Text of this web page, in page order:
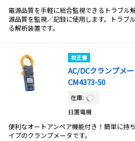
電源品質を手軽に総合監視できるトラブル
源品質を監視／記録に使用します。トラブ
る解析装置です。
校正書
AC/DCクランプメ
CM4373-50
在庫:
日置電機
便利なオートアンペア機能付き！簡単に持
イプのクランプメータです。